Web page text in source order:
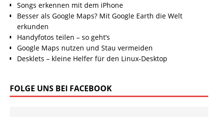
Songs erkennen mit dem iPhone
Besser als Google Maps? Mit Google Earth die Welt
erkunden
Handyfotos teilen – so geht’s
Google Maps nutzen und Stau vermeiden
Desklets – kleine Helfer für den Linux-Desktop
FOLGE UNS BEI FACEBOOK